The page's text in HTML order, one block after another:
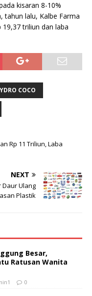
kisaran 8-10%
tahun lalu, Kalbe Farma
triliun dan laba
COCO
Rp 11 Triliun, Laba
NEXT
Daur Ulang
Plastik
Besar,
Ratusan Wanita
0